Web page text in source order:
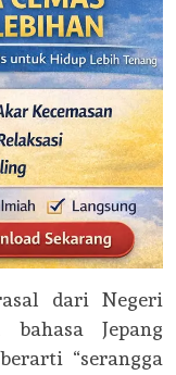
dari Negeri
bahasa Jepang
“serangga